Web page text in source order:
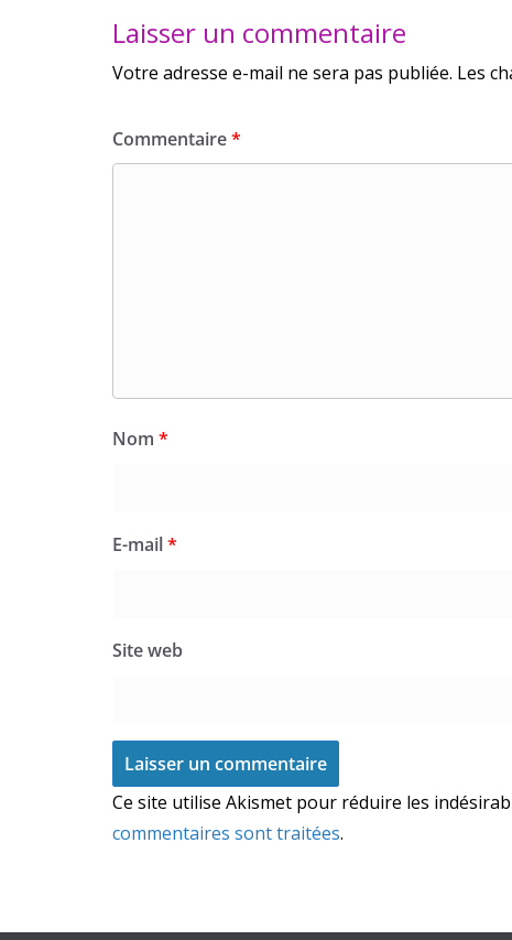
Laisser un commentaire
Votre adresse e-mail ne sera pas publiée. Les
Commentaire*
Nom *
E-mail*
Site web
Ce site utilise Akismet pour réduire les
commentaires sont traitées.